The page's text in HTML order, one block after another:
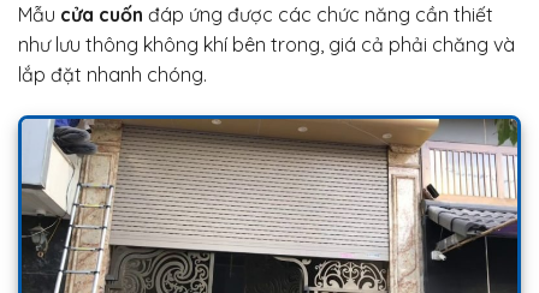
Mẫu cửa cuốn đáp ứng được các chức năng cần thiết
như lưu thông không khí bên trong, giá cả phải chăng và
lắp đặt nhanh chóng.